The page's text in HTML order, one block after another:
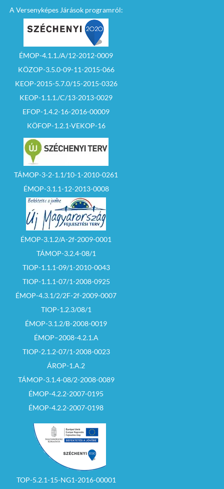
A Versenyképes Járások programról:
ÉMOP-4.1.1./A/12-2012-0009
KÖZOP-3.5.0-09-11-2015-066
KEOP-2015-5.7.0/15-2015-0326
KEOP-1.1.1./C/13-2013-0029
EFOP-1.4.2-16-2016-00009
KÖFOP-1.2.1-VEKOP-16
TÁMOP-3-2-1.1/10-1-2010-0261
ÉMOP-3.1.1-12-2013-0008
ÉMOP-3.1.2/A-2f-2009-0001
TÁMOP-3.2.4-08/1
TIOP-1.1.1-09/1-2010-0043
TIOP-1.1.1-07/1-2008-0925
ÉMOP-4.3.1/2/2F-2f-2009-0007
TIOP-1.2.3/08/1
ÉMOP-3.1.2/B-2008-0019
ÉMOP–2008-4.2.1.A
TIOP-2.1.2-07/1-2008-0023
ÁROP-1.A.2
TÁMOP-3.1.4-08/2-2008-0089
ÉMOP-4.2.2-2007-0195
ÉMOP-4.2.2-2007-0198
TOP-5.2.1-15-NG1-2016-00001